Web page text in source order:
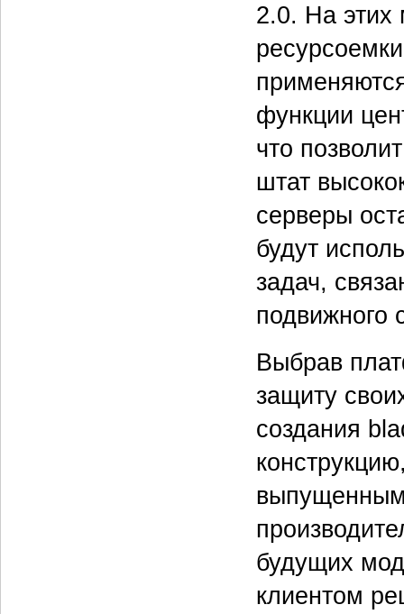
2.0. На
функции
что
штат
серверы
будут
задач,
подвижного
Выбрав
защиту
создания
будущих
клиентом